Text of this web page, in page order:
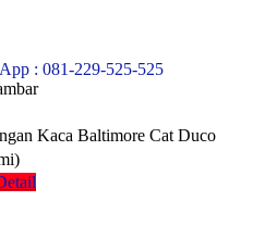
: 081-229-525-525
Kaca Baltimore Cat Duco